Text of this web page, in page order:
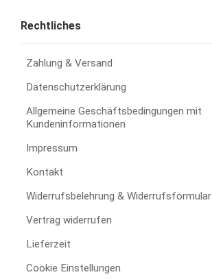
Rechtliches
Zahlung & Versand
Datenschutzerklärung
Allgemeine Geschäftsbedingungen mit
Kundeninformationen
Impressum
Kontakt
Widerrufsbelehrung & Widerrufsformular
Vertrag widerrufen
Lieferzeit
Cookie Einstellungen